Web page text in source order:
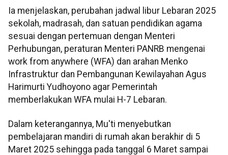
Ia menjelaskan, perubahan jadwal libur Lebaran 2025
sekolah, madrasah, dan satuan pendidikan agama
sesuai dengan pertemuan dengan Menteri
Perhubungan, peraturan Menteri PANRB mengenai
work from anywhere (WFA) dan arahan Menko
Infrastruktur dan Pembangunan Kewilayahan Agus
Harimurti Yudhoyono agar Pemerintah
memberlakukan WFA mulai H-7 Lebaran.
Dalam keterangannya, Mu'ti menyebutkan
pembelajaran mandiri di rumah akan berakhir di 5
Maret 2025 sehingga pada tanggal 6 Maret sampai